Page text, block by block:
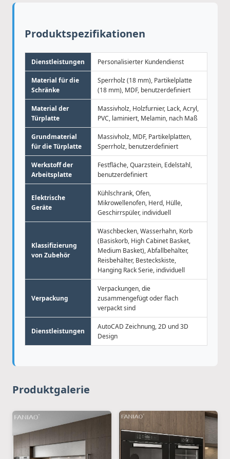
Produktspezifikationen
Dienstleistungen Personalisierter Kundendienst
Material für die
Schränke
Sperrholz (18 mm), Partikelplatte
(18 mm), MDF, benutzerdefiniert
Material der
Türplatte
Massivholz, Holzfurnier, Lack, Acryl,
PVC, laminiert, Melamin, nach Maß
Grundmaterial
für die Türplatte
Massivholz, MDF, Partikelplatten,
Sperrholz, benutzerdefiniert
Werkstoff der
Arbeitsplatte
Festfläche, Quarzstein, Edelstahl,
benutzerdefiniert
Elektrische
Geräte
Kühlschrank, Ofen,
Mikrowellenofen, Herd, Hülle,
Geschirrspüler, individuell
Klassifizierung
von Zubehör
Waschbecken, Wasserhahn, Korb
(Basiskorb, High Cabinet Basket,
Medium Basket), Abfallbehälter,
Reisbehälter, Besteckskiste,
Hanging Rack Serie, individuell
Verpackung
Verpackungen, die
zusammengefügt oder flach
verpackt sind
Dienstleistungen
AutoCAD Zeichnung, 2D und 3D
Design
Produktgalerie